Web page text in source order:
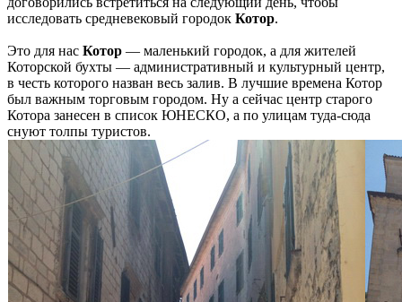
исследовать средневековый городок Котор.
Это для нас Котор — маленький городок, а для жителей
Которской бухты — административный и культурный центр,
в честь которого назван весь залив. В лучшие времена Котор
был важным торговым городом. Ну а сейчас центр старого
Котора занесен в список ЮНЕСКО, а по улицам туда-сюда
снуют толпы туристов.